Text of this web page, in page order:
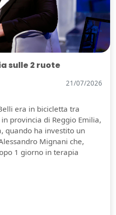
sulle 2 ruote
21/07/2026
era in bicicletta tra
provincia di Reggio Emilia,
quando ha investito un
Mignani che,
1 giorno in terapia